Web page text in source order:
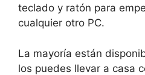
teclado y ratón para
cualquier otro PC.
La mayoría están
los puedes llevar a casa